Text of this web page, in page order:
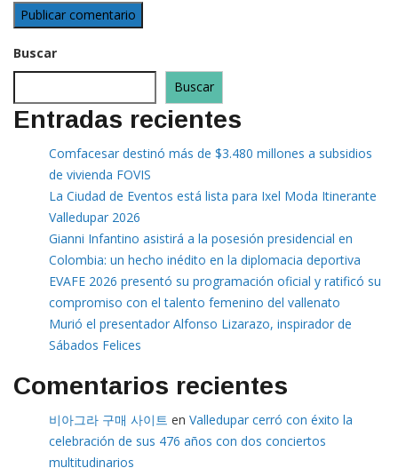
Buscar
Buscar
Entradas recientes
Comfacesar destinó más de $3.480 millones a subsidios
de vivienda FOVIS
La Ciudad de Eventos está lista para Ixel Moda Itinerante
Valledupar 2026
Gianni Infantino asistirá a la posesión presidencial en
Colombia: un hecho inédito en la diplomacia deportiva
EVAFE 2026 presentó su programación oficial y ratificó su
compromiso con el talento femenino del vallenato
Murió el presentador Alfonso Lizarazo, inspirador de
Sábados Felices
Comentarios recientes
비아그라 구매 사이트 en Valledupar cerró con éxito la
celebración de sus 476 años con dos conciertos
multitudinarios